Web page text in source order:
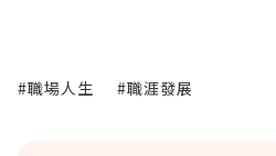
#職場人生 #職涯發展